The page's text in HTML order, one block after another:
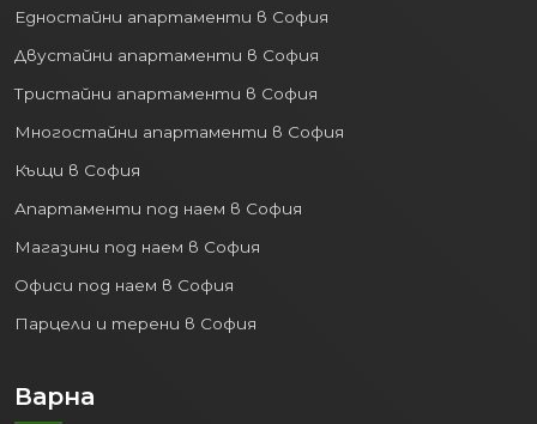
Едностайни апартаменти в София
Двустайни апартаменти в София
Тристайни апартаменти в София
Многостайни апартаменти в София
Къщи в София
Апартаменти под наем в София
Магазини под наем в София
Офиси под наем в София
Парцели и терени в София
Варна